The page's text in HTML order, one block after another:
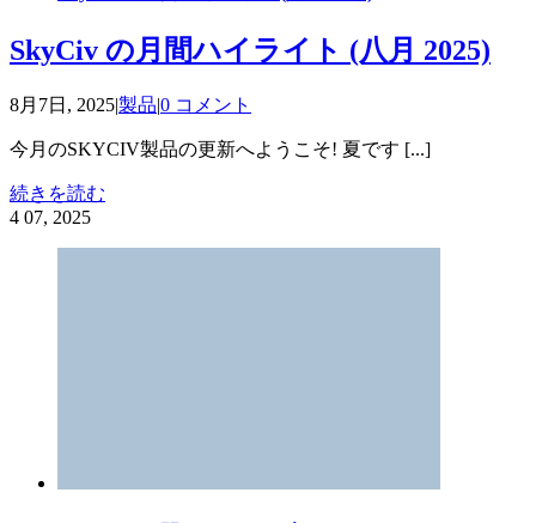
SkyCiv の月間ハイライト (八月 2025)
8月7日, 2025|製品|0 コメント
今月のSKYCIV製品の更新へようこそ! 夏です [...]
続きを読む
4 07, 2025